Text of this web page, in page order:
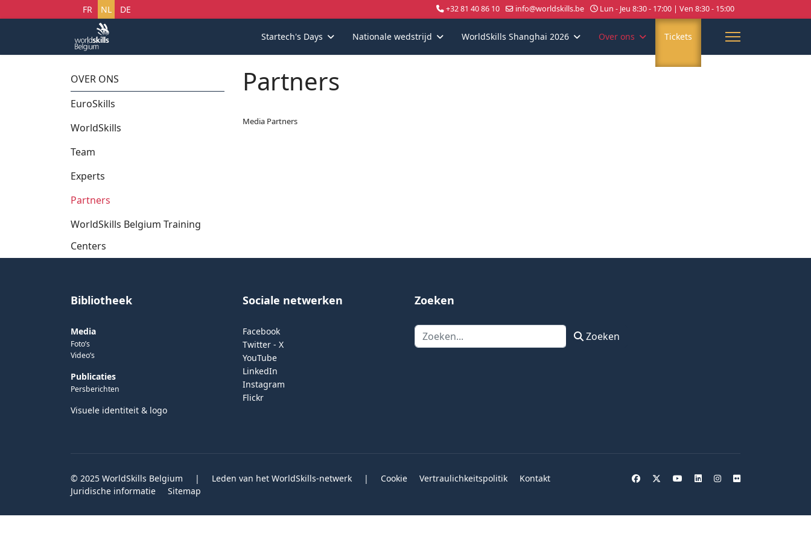
Selecteer uw taal
FR NL DE +32 81 40 86 10 info@worldskills.be Lun - Jeu 8:30 - 17:00 | Ven 8:30 - 15:00
Startech's Days Nationale wedstrijd WorldSkills Shanghai 2026 Over ons Tickets
OVER ONS
EuroSkills
WorldSkills
Team
Experts
Partners
WorldSkills Belgium Training
Centers
Partners
Media Partners
Bibliotheek
Media
Foto’s
Video’s
Publicaties
Persberichten
Visuele identiteit & logo
Sociale netwerken
Facebook
Twitter - X
YouTube
LinkedIn
Instagram
Flickr
Zoeken
Zoeken Zoeken
© 2025 WorldSkills Belgium | Leden van het WorldSkills-netwerk | Cookie Vertraulichkeitspolitik
Kontakt
Juridische informatie
Sitemap